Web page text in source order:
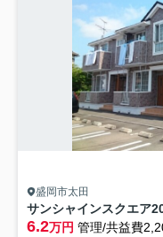
盛岡市太田
サンシャインスクエア
6.2万円 管理/共益費